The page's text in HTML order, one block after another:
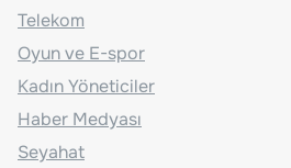
Telekom
Oyun ve E-spor
Kadın Yöneticiler
Haber Medyası
Seyahat